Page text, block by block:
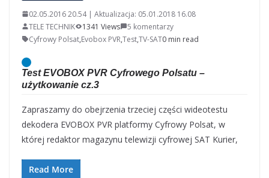
02.05.2016 20.54 | Aktualizacja: 05.01.2018 16.08
TELE TECHNIK
1341 Views
5 komentarzy
Cyfrowy Polsat,Evobox PVR,Test,TV-SAT0 min read
Test EVOBOX PVR Cyfrowego Polsatu –
użytkowanie cz.3
Zapraszamy do obejrzenia trzeciej części wideotestu
dekodera EVOBOX PVR platformy Cyfrowy Polsat, w
której redaktor magazynu telewizji cyfrowej SAT Kurier,
Read More